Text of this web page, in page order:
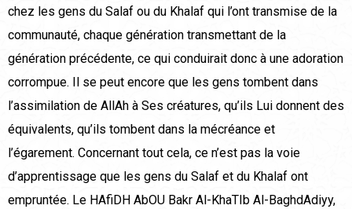
chez les gens du Salaf ou du Khalaf qui l’ont transmise de la
communauté, chaque génération transmettant de la
génération précédente, ce qui conduirait donc à une adoration
corrompue. Il se peut encore que les gens tombent dans
l’assimilation de AllAh à Ses créatures, qu’ils Lui donnent des
équivalents, qu’ils tombent dans la mécréance et
l’égarement. Concernant tout cela, ce n’est pas la voie
d’apprentissage que les gens du Salaf et du Khalaf ont
empruntée. Le HAfiDH AbOU Bakr Al-KhaTIb Al-BaghdAdiyy,